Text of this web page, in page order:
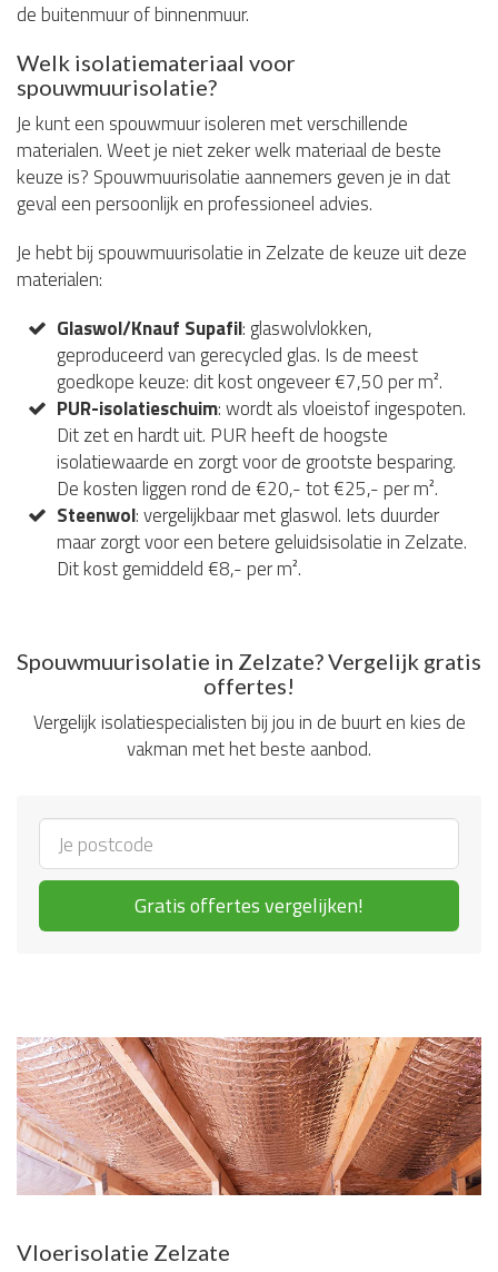
de buitenmuur of binnenmuur.
Welk isolatiemateriaal voor
spouwmuurisolatie?
Je kunt een spouwmuur isoleren met verschillende
materialen. Weet je niet zeker welk materiaal de beste
keuze is? Spouwmuurisolatie aannemers geven je in dat
geval een persoonlijk en professioneel advies.
Je hebt bij spouwmuurisolatie in Zelzate de keuze uit deze
materialen:
Glaswol/Knauf Supafil: glaswolvlokken,
geproduceerd van gerecycled glas. Is de meest
goedkope keuze: dit kost ongeveer €7,50 per m².
PUR-isolatieschuim: wordt als vloeistof ingespoten.
Dit zet en hardt uit. PUR heeft de hoogste
isolatiewaarde en zorgt voor de grootste besparing.
De kosten liggen rond de €20,- tot €25,- per m².
Steenwol: vergelijkbaar met glaswol. Iets duurder
maar zorgt voor een betere geluidsisolatie in Zelzate.
Dit kost gemiddeld €8,- per m².
Spouwmuurisolatie in Zelzate? Vergelijk gratis
offertes!
Vergelijk isolatiespecialisten bij jou in de buurt en kies de
vakman met het beste aanbod.
Gratis offertes vergelijken!
Vloerisolatie Zelzate